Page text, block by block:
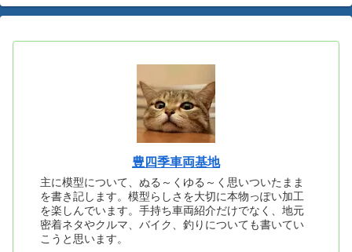
豊四季車両基地
主に模型について、ぬる～くゆる～く思いついたまま
を書き記します。模型らしさを大切に本物っぽい加工
を楽しんでいます。手持ち車両紹介だけでなく、地元
密着ネタやクルマ、バイク、釣りについても書いてい
こうと思います。